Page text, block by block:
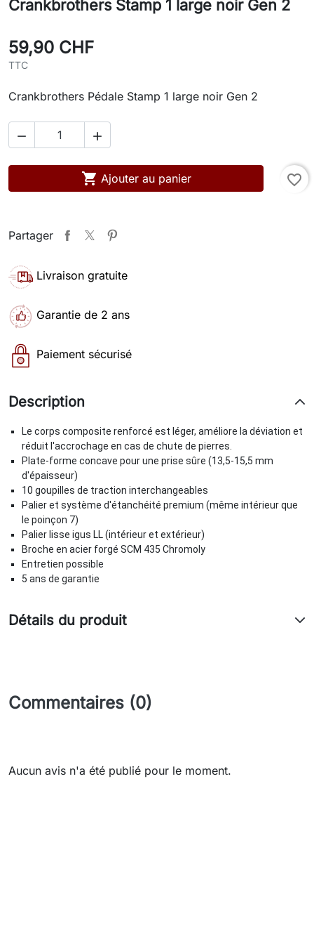
Crankbrothers Stamp 1 large noir Gen 2
59,90 CHF
TTC
Crankbrothers Pédale Stamp 1 large noir Gen 2
 
 Ajouter au panier favorite_border
Partager
Livraison gratuite
Garantie de 2 ans
Paiement sécurisé
Description
Le corps composite renforcé est léger, améliore la déviation et
réduit l'accrochage en cas de chute de pierres.
Plate-forme concave pour une prise sûre (13,5-15,5 mm
d'épaisseur)
10 goupilles de traction interchangeables
Palier et système d'étanchéité premium (même intérieur que
le poinçon 7)
Palier lisse igus LL (intérieur et extérieur)
Broche en acier forgé SCM 435 Chromoly
Entretien possible
5 ans de garantie
Détails du produit
Commentaires (0)
Aucun avis n'a été publié pour le moment.